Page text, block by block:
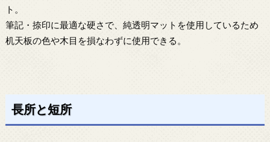
ト。
筆記・捺印に最適な硬さで、純透明マットを使用しているため
机天板の色や木目を損なわずに使用できる。
長所と短所